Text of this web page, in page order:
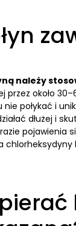
należy
około
połykać i
dłużej i
pojawienia